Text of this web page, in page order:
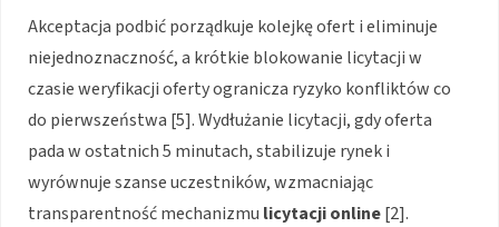
Akceptacja podbić porządkuje kolejkę ofert i eliminuje
niejednoznaczność, a krótkie blokowanie licytacji w
czasie weryfikacji oferty ogranicza ryzyko konfliktów co
do pierwszeństwa [5]. Wydłużanie licytacji, gdy oferta
pada w ostatnich 5 minutach, stabilizuje rynek i
wyrównuje szanse uczestników, wzmacniając
transparentność mechanizmu licytacji online[2].